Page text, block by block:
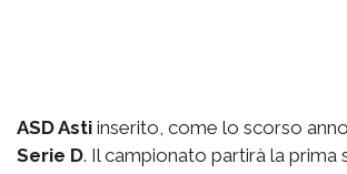
ASD Asti inserito, come lo scorso
Serie D. Il campionato partirà la prima